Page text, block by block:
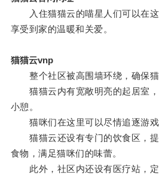
入住猫猫云的喵星人们可以在这
享受到家的温暖和关爱。
猫猫云vnp
整个社区被高围墙环绕，确保猫
猫猫云内有宽敞明亮的起居室，
小憩。
猫咪们在这里可以尽情追逐游戏
猫猫云还设有专门的饮食区，提
食物，满足猫咪们的味蕾。
此外，社区内还设有医疗站，定